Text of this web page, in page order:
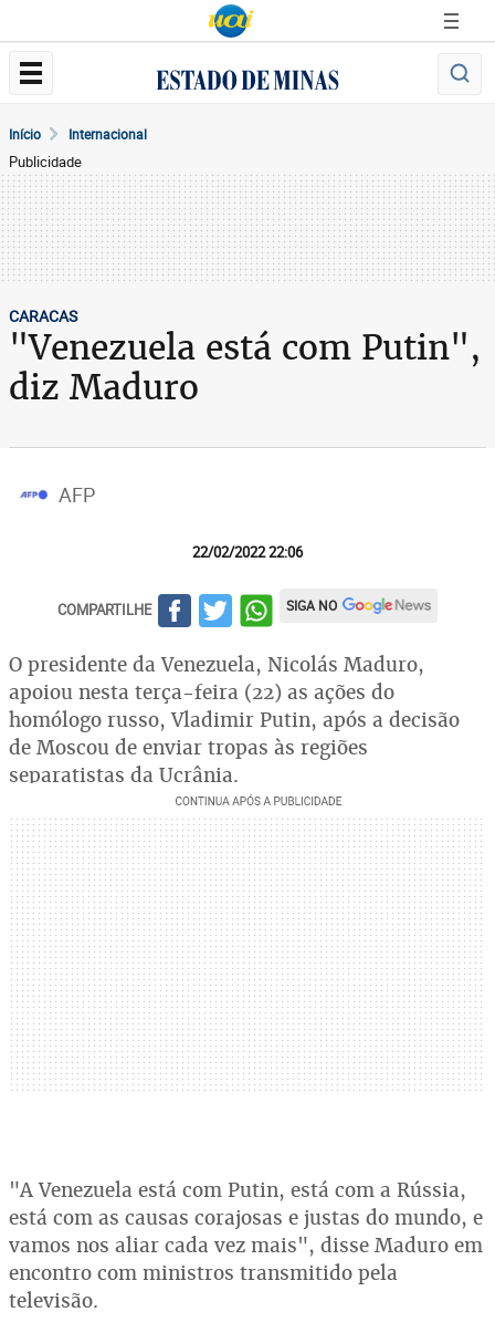
Início Internacional
Publicidade
CARACAS
"Venezuela está com Putin",
diz Maduro
AFP
22/02/2022 22:06
COMPARTILHE SIGA NO
O presidente da Venezuela, Nicolás Maduro,
apoiou nesta terça-feira (22) as ações do
homólogo russo, Vladimir Putin, após a decisão
de Moscou de enviar tropas às regiões
separatistas da Ucrânia.
"A Venezuela está com Putin, está com a Rússia,
está com as causas corajosas e justas do mundo, e
vamos nos aliar cada vez mais", disse Maduro em
encontro com ministros transmitido pela
televisão.